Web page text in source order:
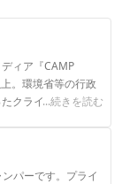
ィア『CAMP
。環境省等の行政
クライアントとの
...続きを読む
パーです。プライ